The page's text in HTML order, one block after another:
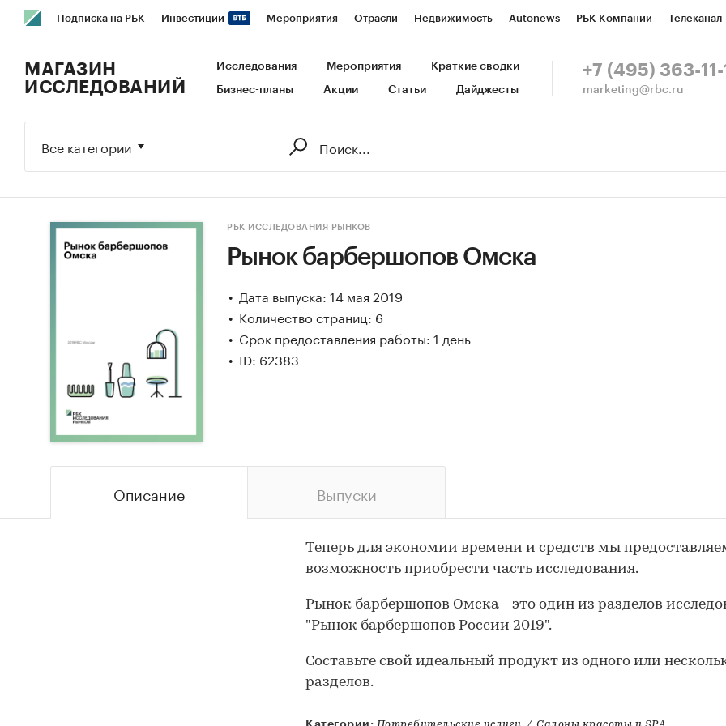
Подписка на РБК Инвестиции Мероприятия Отрасли Недвижимость Autonews РБК Компании Телеканал
Исследования Кредитные рейтинги Франшизы Газета Спецпроекты СПб Конференции СПб Спецпроекты
МАГАЗИН
ИССЛЕДОВАНИЙ
Исследования Мероприятия Краткие сводки
Бизнес-планы Акции Статьи Дайджесты
+7 (495) 363-11-
marketing@rbc.ru
Все категории
РБК ИССЛЕДОВАНИЯ РЫНКОВ
Рынок барбершопов Омска
Дата выпуска: 14 мая 2019
Количество страниц: 6
Срок предоставления работы: 1 день
ID: 62383
Описание Выпуски
Теперь для экономии времени и средств мы
возможность приобрести часть исследования.
Рынок барбершопов Омска - это один из разделов
"Рынок барбершопов России 2019".
Составьте свой идеальный продукт из одного или
разделов.
Категории: